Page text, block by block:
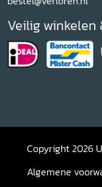
Veilig winkelen
Copyright 2026
Algemene